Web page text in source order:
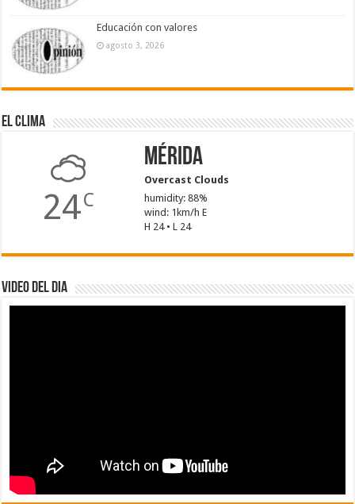
Educación con valores
agosto 3, 2026
El Clima
24C
Mérida
Overcast Clouds
humidity: 88%
wind: 1km/h E
H 24 • L 24
Video del dia